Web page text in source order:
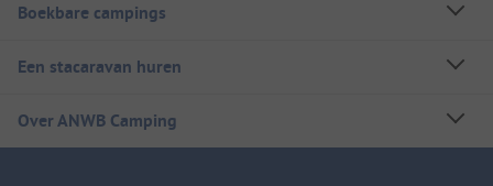
Boekbare campings
Een stacaravan huren
Over ANWB Camping